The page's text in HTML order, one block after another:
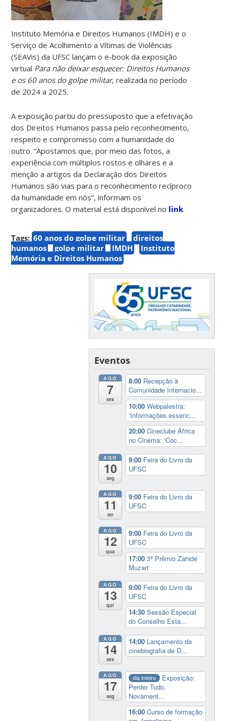
Instituto Memória e Direitos Humanos (IMDH) e o
Serviço de Acolhimento a Vítimas de Violências
(SEAVis) da UFSC lançam o e-book da exposição
virtual Para não deixar esquecer: Direitos Humanos
e os 60 anos do golpe militar, realizada no período
de 2024 a 2025.
A exposição partiu do pressuposto que a efetivação
dos Direitos Humanos passa pelo reconhecimento,
respeito e compromisso com a humanidade do
outro. “Apostamos que, por meio das fotos, a
experiência com múltiplos rostos e olhares e a
menção a artigos da Declaração dos Direitos
Humanos são vias para o reconhecimento recíproco
da humanidade em nós”, informam os
organizadores. O material está disponível no link.
Tags: 60 anos do golpe militar
direitos
humanos
golpe militar IMDH
Instituto
Memória e Direitos Humanos
Eventos
AGO
7
sex
8:00 Recepção à
Comunidade Internacio...
10:00Webpalestra:
‘Informações essenc...
20:00Cineclube África
no Cinema: ‘Coc...
AGO
10
seg
9:00 Feira do Livro da
UFSC
AGO
11
ter
9:00 Feira do Livro da
UFSC
AGO
12
qua
9:00 Feira do Livro da
UFSC
17:003º Prêmio Zahidé
Muzart
AGO
13
qui
9:00 Feira do Livro da
UFSC
14:30Sessão Especial
do Conselho Esta...
AGO
14
sex
14:00 Lançamento da
cinebiografia de D...
AGO
17
seg
dia inteiro
Exposição:
Perder Tudo.
Novament...
16:00Curso de formação